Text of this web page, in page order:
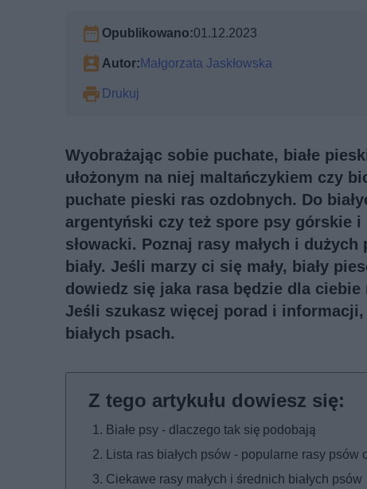
Opublikowano:01.12.2023
Autor: Małgorzata Jaskłowska
Drukuj
Wyobrażając sobie puchate, białe
ułożonym na niej maltańczykiem czy
puchate pieski ras ozdobnych. Do
argentyński czy też spore psy górskie
słowacki. Poznaj rasy małych i
biały. Jeśli marzy ci się mały, biały
dowiedz się jaka rasa będzie dla
Jeśli szukasz więcej porad i informacji,
białych psach.
Białe psy - dlaczego tak się podobają
Lista ras białych psów - popularne rasy psów
Ciekawe rasy małych i średnich białych psów